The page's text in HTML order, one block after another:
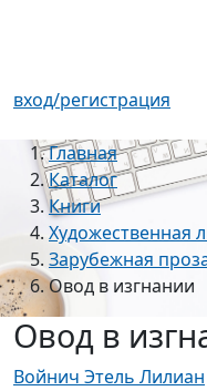
вход/регистрация
Главная
Каталог
Книги
Художественная
Зарубежная
Овод в изгнании
Овод в
Войнич Этель Лилиан